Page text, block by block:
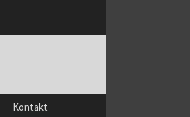
Kontakt